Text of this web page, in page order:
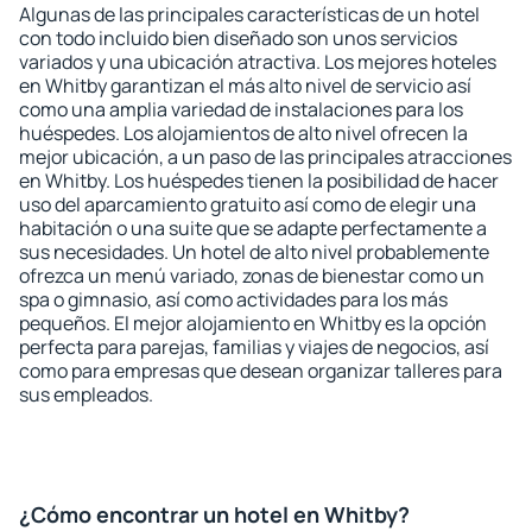
Algunas de las principales características de un hotel
con todo incluido bien diseñado son unos servicios
variados y una ubicación atractiva. Los mejores hoteles
en Whitby garantizan el más alto nivel de servicio así
como una amplia variedad de instalaciones para los
huéspedes. Los alojamientos de alto nivel ofrecen la
mejor ubicación, a un paso de las principales atracciones
en Whitby. Los huéspedes tienen la posibilidad de hacer
uso del aparcamiento gratuito así como de elegir una
habitación o una suite que se adapte perfectamente a
sus necesidades. Un hotel de alto nivel probablemente
ofrezca un menú variado, zonas de bienestar como un
spa o gimnasio, así como actividades para los más
pequeños. El mejor alojamiento en Whitby es la opción
perfecta para parejas, familias y viajes de negocios, así
como para empresas que desean organizar talleres para
sus empleados.
¿Cómo encontrar un hotel en Whitby?